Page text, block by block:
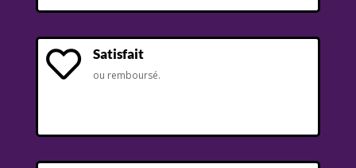
 Satisfait
ou remboursé.